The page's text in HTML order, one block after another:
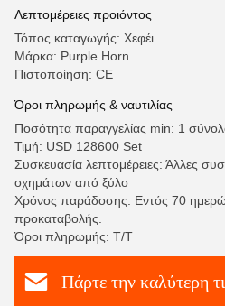
Λεπτομέρειες προιόντος
Τόπος καταγωγής: Χεφέι
Μάρκα: Purple Horn
Πιστοποίηση: CE
Όροι πληρωμής & ναυτιλίας
Ποσότητα παραγγελίας min: 1
Τιμή: USD 128600 Set
Συσκευασία λεπτομέρειες: Άλλες
οχημάτων από ξύλο
Χρόνος παράδοσης: Εντός 70
προκαταβολής.
Όροι πληρωμής: Τ/Τ
Πάρτε την καλύτερη